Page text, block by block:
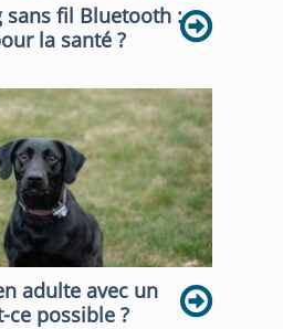
sans fil Bluetooth :
la santé ?
adulte avec un
ce possible ?